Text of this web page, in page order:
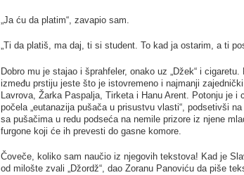
„Ja ću da platim“, zavapio sam.
„Ti da platiš, ma daj, ti si student. To kad ja ostarim, a ti
Dobro mu je stajao i šprahfeler, onako uz „Džek“ i
između prstiju jeste što je istovremeno i najmanji
Lavrova, Žarka Paspalja, Tirketa i Hanu Arent. Potonju je i
počela „eutanazija pušača u prisustvu vlasti“, podsetivši
sa pušačima u redu podseća na nemile prizore iz njene
furgone koji će ih prevesti do gasne komore.
Čoveče, koliko sam naučio iz njegovih tekstova! Kad je
od milošte zvali „Džordž“, dao Zoranu Panoviću da piše